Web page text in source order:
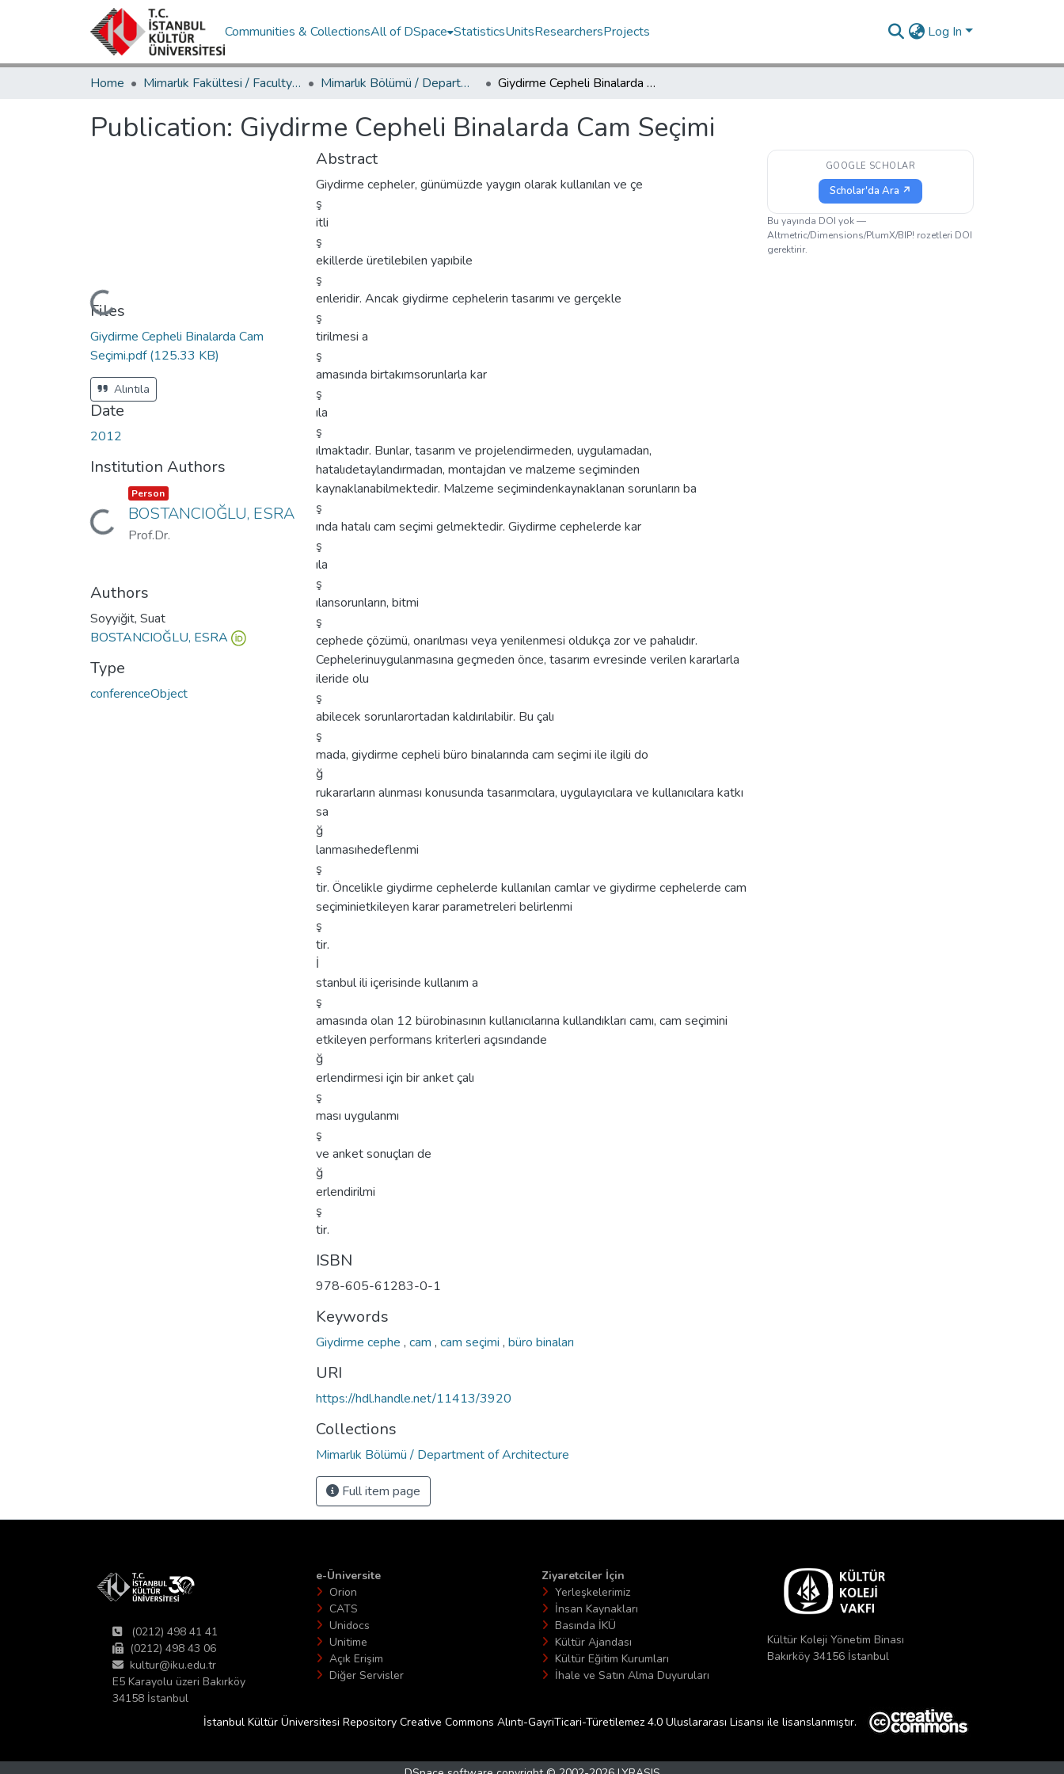
Communities & CollectionsAll of DSpace StatisticsUnitsResearchersProjects Log In
Home Mimarlık Fakültesi / Faculty of Architecture Mimarlık Bölümü / Department of Architecture Giydirme Cepheli Binalarda Cam Seçimi
Publication: Giydirme Cepheli Binalarda Cam Seçimi
Loading...
Files
Giydirme Cepheli Binalarda Cam
Seçimi.pdf(125.33 KB)
Alıntıla
Date
2012
Institution Authors
Loading...
Item type:
Person ,
BOSTANCIOĞLU, ESRA
Prof.Dr.
Authors
Soyyiğit, Suat
BOSTANCIOĞLU, ESRA
Type
conferenceObject
Abstract
Giydirme cepheler, günümüzde yaygın olarak kullanılan ve çe
ş
itli
ş
ekillerde üretilebilen yapıbile
ş
enleridir. Ancak giydirme cephelerin tasarımı ve gerçekle
ş
tirilmesi a
ş
amasında birtakımsorunlarla kar
ş
ıla
ş
ılmaktadır. Bunlar, tasarım ve projelendirmeden, uygulamadan,
hatalıdetaylandırmadan, montajdan ve malzeme seçiminden
kaynaklanabilmektedir. Malzeme seçimindenkaynaklanan sorunların ba
ş
ında hatalı cam seçimi gelmektedir. Giydirme cephelerde kar
ş
ıla
ş
ılansorunların, bitmi
ş
cephede çözümü, onarılması veya yenilenmesi oldukça zor ve pahalıdır.
Cephelerinuygulanmasına geçmeden önce, tasarım evresinde verilen kararlarla
ileride olu
ş
abilecek sorunlarortadan kaldırılabilir. Bu çalı
ş
mada, giydirme cepheli büro binalarında cam seçimi ile ilgili do
ğ
rukararların alınması konusunda tasarımcılara, uygulayıcılara ve kullanıcılara katkı
sa
ğ
lanmasıhedeflenmi
ş
tir. Öncelikle giydirme cephelerde kullanılan camlar ve giydirme cephelerde cam
seçiminietkileyen karar parametreleri belirlenmi
ş
tir.
İ
stanbul ili içerisinde kullanım a
ş
amasında olan 12 bürobinasının kullanıcılarına kullandıkları camı, cam seçimini
etkileyen performans kriterleri açısındande
ğ
erlendirmesi için bir anket çalı
ş
ması uygulanmı
ş
ve anket sonuçları de
ğ
erlendirilmi
ş
tir.
ISBN
978-605-61283-0-1
Keywords
Giydirme cephe , cam , cam seçimi , büro binaları
URI
https://hdl.handle.net/11413/3920
Collections
Mimarlık Bölümü / Department of Architecture
Full item page
GOOGLE SCHOLAR
Scholar'da Ara ↗
Bu yayında DOI yok —
Altmetric/Dimensions/PlumX/BIP! rozetleri DOI
gerektirir.
(0212) 498 41 41
(0212) 498 43 06
kultur@iku.edu.tr
E5 Karayolu üzeri Bakırköy
34158 İstanbul
e-Üniversite
Orion
CATS
Unidocs
Unitime
Açık Erişim
Diğer Servisler
Ziyaretciler İçin
Yerleşkelerimiz
İnsan Kaynakları
Basında İKÜ
Kültür Ajandası
Kültür Eğitim Kurumları
İhale ve Satın Alma Duyuruları
Kültür Koleji Yönetim Binası
Bakırköy 34156 İstanbul
İstanbul Kültür Üniversitesi Repository Creative Commons Alıntı-GayriTicari-Türetilemez 4.0 Uluslararası Lisansı ile lisanslanmıştır.